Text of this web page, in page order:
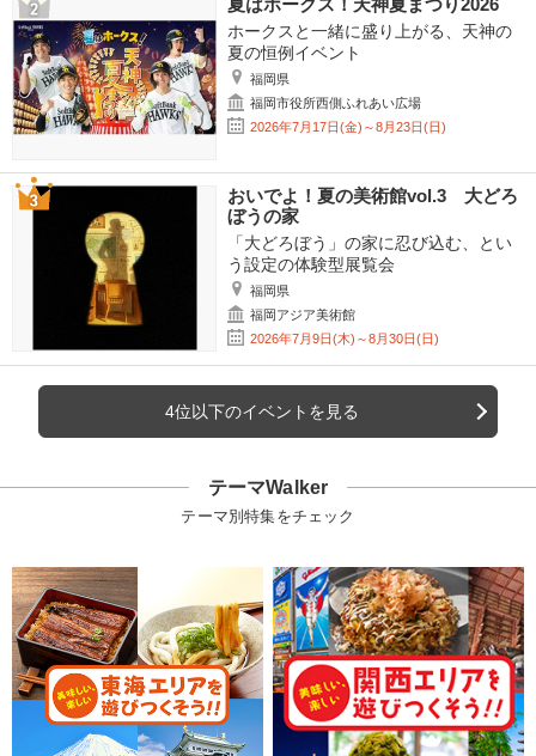
夏はホークス！天神夏まつり2026
ホークスと一緒に盛り上がる、天神の
夏の恒例イベント
福岡県
福岡市役所西側ふれあい広場
2026年7月17日(金)～8月23日(日)
おいでよ！夏の美術館vol.3 大どろ
ぼうの家
「大どろぼう」の家に忍び込む、とい
う設定の体験型展覧会
福岡県
福岡アジア美術館
2026年7月9日(木)～8月30日(日)
4位以下のイベントを見る
テーマWalker
テーマ別特集をチェック